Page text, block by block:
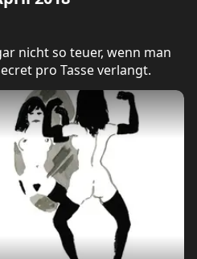
nicht so teuer, wenn man
pro Tasse verlangt.